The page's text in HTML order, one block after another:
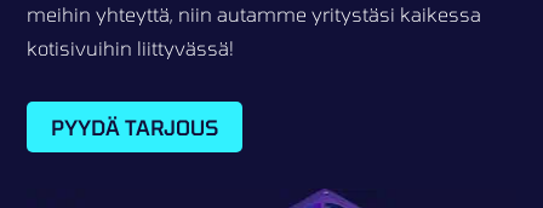
meihin yhteyttä, niin autamme yritystäsi kaikessa
kotisivuihin liittyvässä!
PYYDÄ TARJOUS